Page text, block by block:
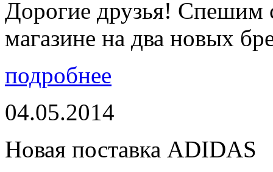
Дорогие друзья! Спешим
магазине на два новых
подробнее
04.05.2014
Новая поставка ADIDAS